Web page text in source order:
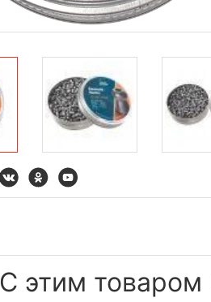
С этим товаром